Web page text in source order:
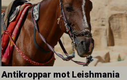
Antikroppar mot Leishmania